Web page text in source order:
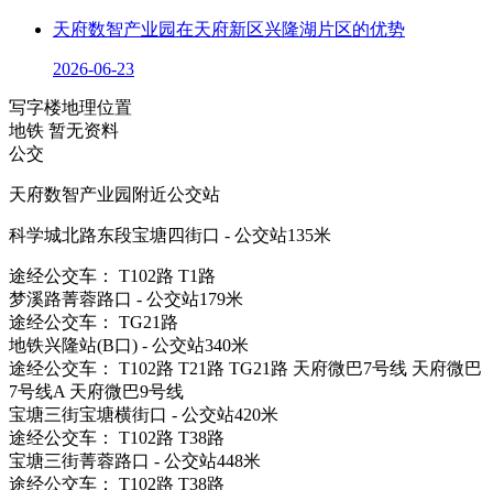
天府数智产业园在天府新区兴隆湖片区的优势
2026-06-23
写字楼地理位置
地铁 暂无资料
公交
天府数智产业园附近公交站
科学城北路东段宝塘四街口 - 公交站135米
途经公交车： T102路 T1路
梦溪路菁蓉路口 - 公交站179米
途经公交车： TG21路
地铁兴隆站(B口) - 公交站340米
途经公交车： T102路 T21路 TG21路 天府微巴7号线 天府微巴
7号线A 天府微巴9号线
宝塘三街宝塘横街口 - 公交站420米
途经公交车： T102路 T38路
宝塘三街菁蓉路口 - 公交站448米
途经公交车： T102路 T38路